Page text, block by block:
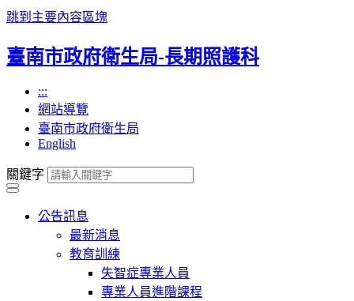
跳到主要內容區塊
臺南市政府衛生局-長期照護科
:::
網站導覽
臺南市政府衛生局
English
關鍵字
公告訊息
最新消息
教育訓練
失智症專業人員
專業人員進階課程